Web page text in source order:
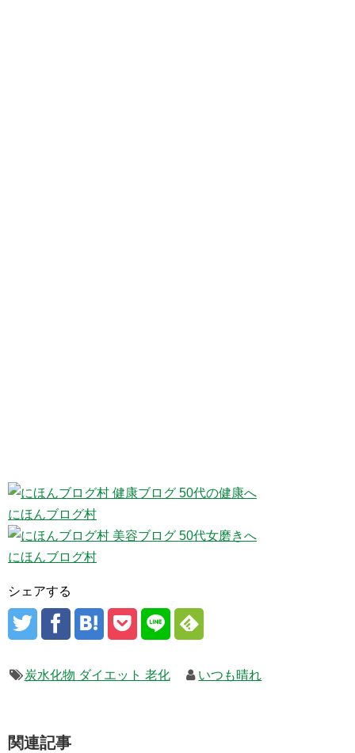
にほんブログ村
にほんブログ村
シェアする
炭水化物 ダイエット 老化 いつも晴れ
関連記事